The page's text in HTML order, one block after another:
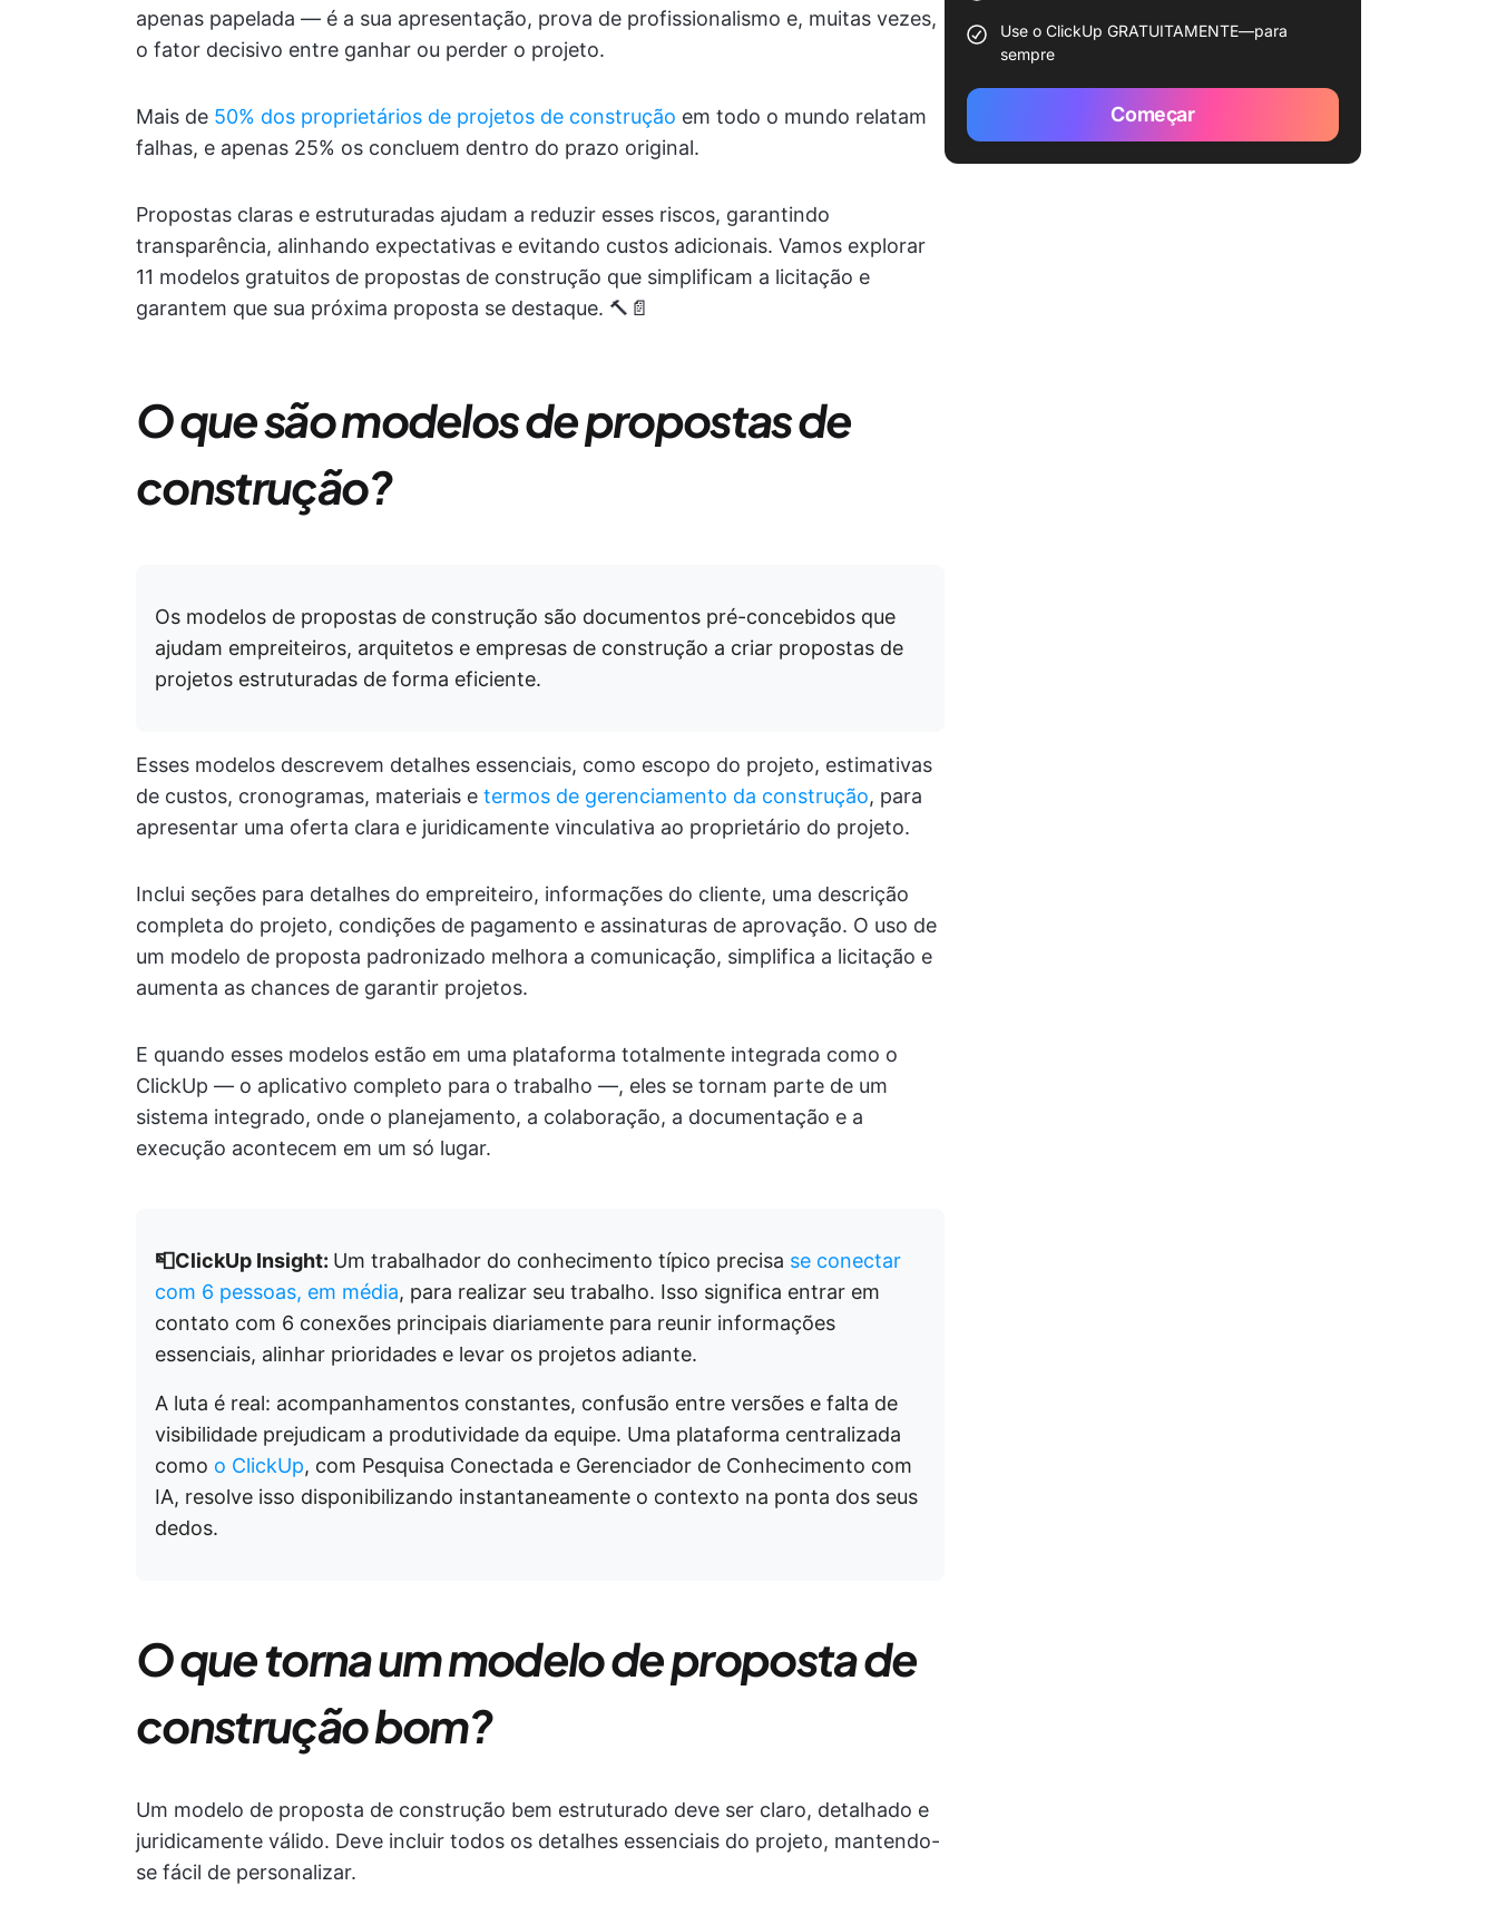
apenas papelada — é a sua apresentação, prova de profissionalismo e, muitas vezes,
o fator decisivo entre ganhar ou perder o projeto.
Mais de 50% dos proprietários de projetos de construção em todo o mundo relatam
falhas, e apenas 25% os concluem dentro do prazo original.
Propostas claras e estruturadas ajudam a reduzir esses riscos, garantindo
transparência, alinhando expectativas e evitando custos adicionais. Vamos explorar
11 modelos gratuitos de propostas de construção que simplificam a licitação e
garantem que sua próxima proposta se destaque. 🔨📄
O que são modelos de propostas de
construção?
Os modelos de propostas de construção são documentos pré-concebidos que
ajudam empreiteiros, arquitetos e empresas de construção a criar propostas de
projetos estruturadas de forma eficiente.
Esses modelos descrevem detalhes essenciais, como escopo do projeto, estimativas
de custos, cronogramas, materiais e termos de gerenciamento da construção, para
apresentar uma oferta clara e juridicamente vinculativa ao proprietário do projeto.
Inclui seções para detalhes do empreiteiro, informações do cliente, uma descrição
completa do projeto, condições de pagamento e assinaturas de aprovação. O uso de
um modelo de proposta padronizado melhora a comunicação, simplifica a licitação e
aumenta as chances de garantir projetos.
E quando esses modelos estão em uma plataforma totalmente integrada como o
ClickUp — o aplicativo completo para o trabalho —, eles se tornam parte de um
sistema integrado, onde o planejamento, a colaboração, a documentação e a
execução acontecem em um só lugar.
📮ClickUp Insight: Um trabalhador do conhecimento típico precisa se conectar
com 6 pessoas, em média, para realizar seu trabalho. Isso significa entrar em
contato com 6 conexões principais diariamente para reunir informações
essenciais, alinhar prioridades e levar os projetos adiante.
A luta é real: acompanhamentos constantes, confusão entre versões e falta de
visibilidade prejudicam a produtividade da equipe. Uma plataforma centralizada
como o ClickUp, com Pesquisa Conectada e Gerenciador de Conhecimento com
IA, resolve isso disponibilizando instantaneamente o contexto na ponta dos seus
dedos.
O que torna um modelo de proposta de
construção bom?
Um modelo de proposta de construção bem estruturado deve ser claro, detalhado e
juridicamente válido. Deve incluir todos os detalhes essenciais do projeto, mantendo-
se fácil de personalizar.
Use o ClickUp GRATUITAMENTE—para
sempre
Começar